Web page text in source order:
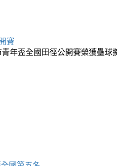
賽
年盃全國田徑公開賽榮獲壘